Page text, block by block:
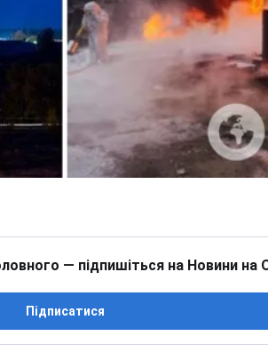
— підпишіться на Новини на
Підписатися